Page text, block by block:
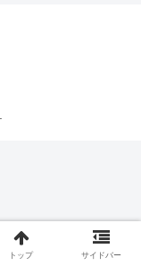
トップ サイドバー